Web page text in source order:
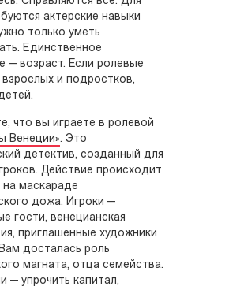
актерские навыки
только уметь
Единственное
— возраст. Если ролевые
и подростков,
что вы играете в ролевой
Венеции». Это
детектив, созданный для
Действие происходит
маскараде
дожа. Игроки —
гости, венецианская
приглашенные художники
досталась роль
магната, отца семейства.
— упрочить капитал,